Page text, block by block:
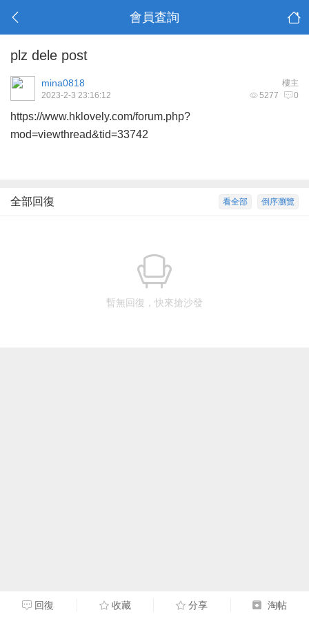
會員査詢
plz dele post
樓主
mina0818
5277 0
2023-2-3 23:16:12
https://www.hklovely.com/forum.php?
mod=viewthread&tid=33742
倒序瀏覽
看全部
全部回復
暫無回復，快來搶沙發
回復 收藏 分享 淘帖